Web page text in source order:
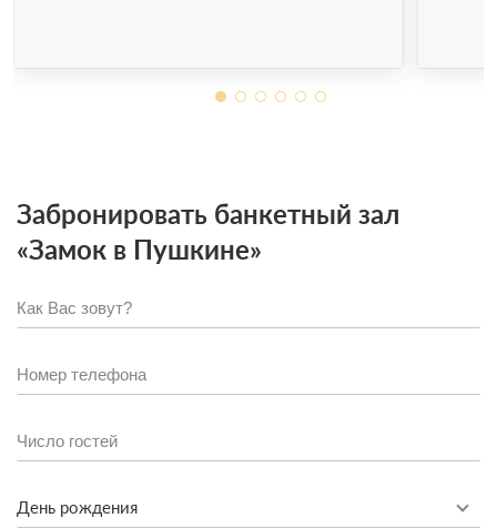
Забронировать банкетный зал
«Замок в Пушкине»
День рождения